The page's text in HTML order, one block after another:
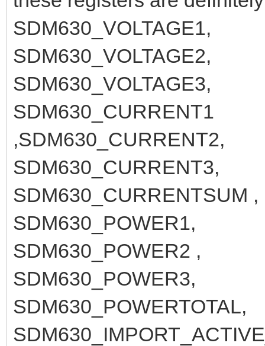
SDM630_VOLTAGE1,
SDM630_VOLTAGE2,
SDM630_VOLTAGE3,
SDM630_CURRENT1
,SDM630_CURRENT2,
SDM630_CURRENT3,
SDM630_CURRENTSUM ,
SDM630_POWER1,
SDM630_POWER2 ,
SDM630_POWER3,
SDM630_POWERTOTAL,